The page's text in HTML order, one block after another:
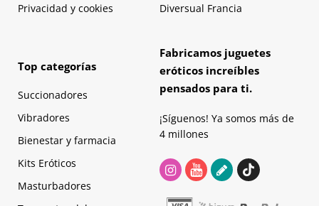
Privacidad y cookies
Diversual Francia
Top categorías
Succionadores
Vibradores
Bienestar y farmacia
Kits Eróticos
Masturbadores
Fabricamos juguetes
eróticos increíbles
pensados para ti.
¡Síguenos! Ya somos más de
4 millones